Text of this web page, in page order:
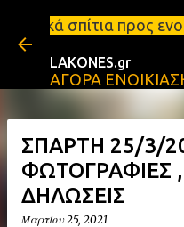
Μετάβαση στο
ενοικίαση στη
LAKONES.gr
ΑΓΟΡΑ
ΣΠΑΡΤΗ 25/3/
ΦΩΤΟΓΡΑΦΙΕΣ ,
ΔΗΛΩΣΕΙΣ
Μαρτίου 25, 2021